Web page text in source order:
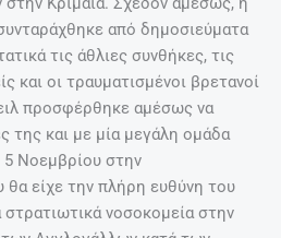
από δημοσιεύματα
τις άθλιες συνθήκες, τις
και οι τραυματισμένοι βρετανοί
προσφέρθηκε αμέσως να
της και με μία μεγάλη ομάδα
Νοεμβρίου στην
θα είχε την πλήρη ευθύνη του
νοσοκομεία στην